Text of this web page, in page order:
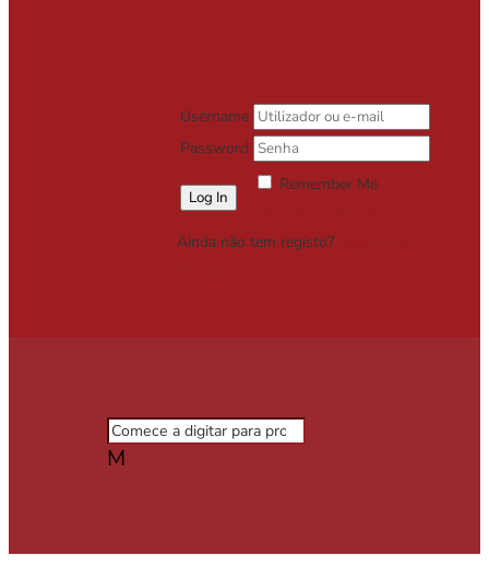
Username
Password
Remember Me
Ainda não tem registo?
M